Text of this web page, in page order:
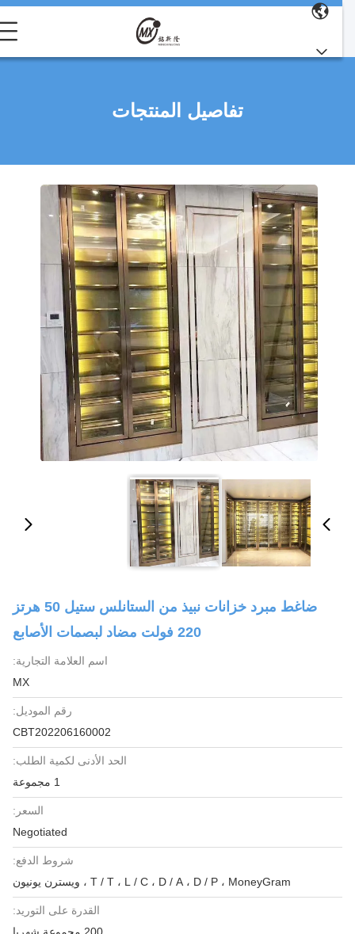
تفاصيل المنتجات
ضاغط مبرد خزانات نبيذ من الستانلس ستيل 50 هرتز
220 فولت مضاد لبصمات الأصابع
اسم العلامة التجارية:
MX
رقم الموديل:
CBT202206160002
الحد الأدنى لكمية الطلب:
السعر:
Negotiated
شروط الدفع:
T / T ، L / C ، D / A ، D / P ، MoneyGram ، ويسترن يونيون
القدرة على التوريد: